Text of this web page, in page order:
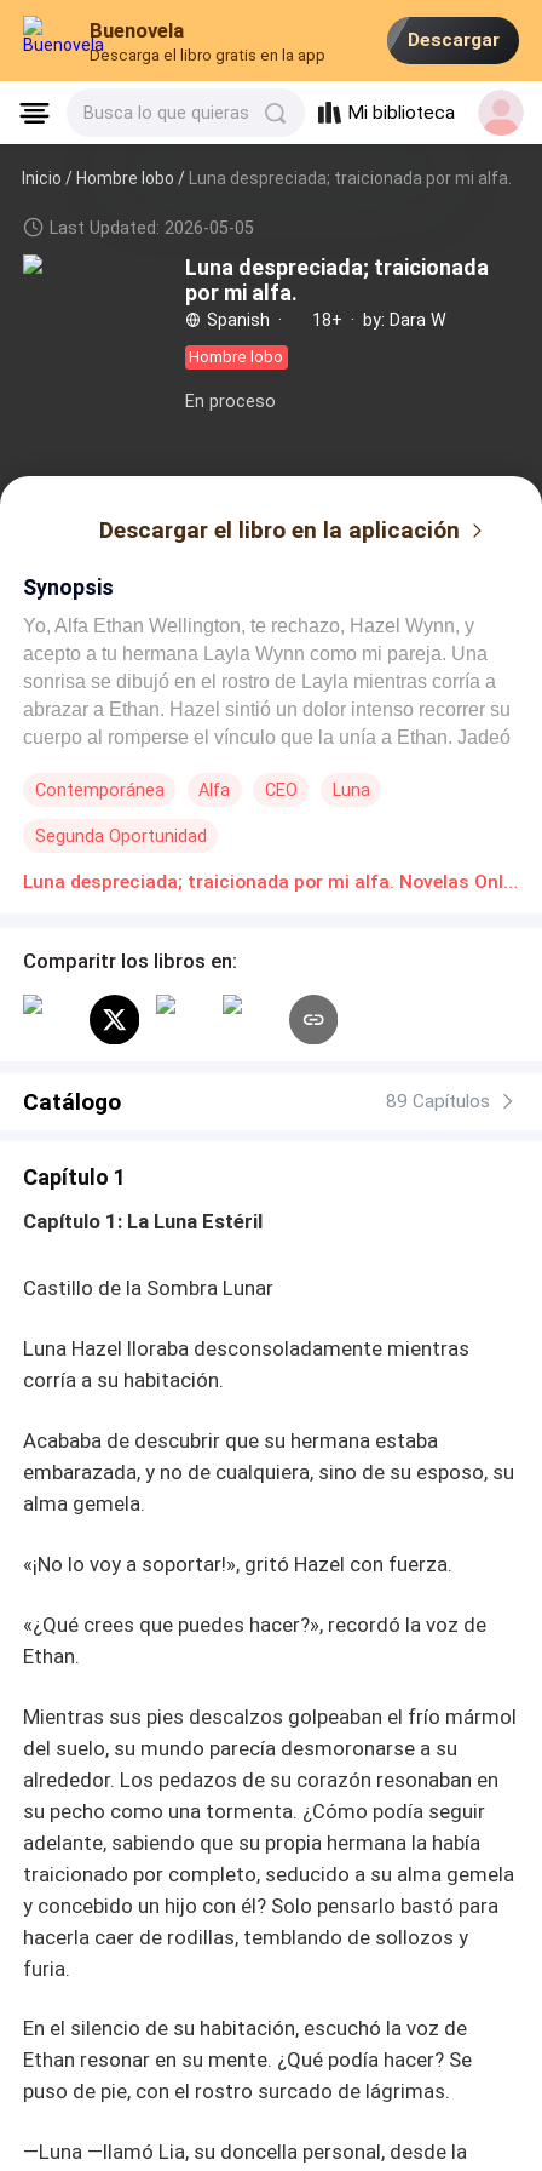
Buenovela
Descarga el libro gratis en la app
Descargar
Busca lo que quieras Mi biblioteca
Inicio /Hombre lobo / Luna despreciada; traicionada por mi alfa.
Last Updated: 2026-05-05
Luna despreciada; traicionada
por mi alfa.
Spanish · 18+ · by: Dara W
Hombre lobo
En proceso
Descargar el libro en la aplicación
Synopsis
Yo, Alfa Ethan Wellington, te rechazo, Hazel Wynn, y
acepto a tu hermana Layla Wynn como mi pareja. Una
sonrisa se dibujó en el rostro de Layla mientras corría a
abrazar a Ethan. Hazel sintió un dolor intenso recorrer su
cuerpo al romperse el vínculo que la unía a Ethan. Jadeó
observó cómo su hermana y su pareja se abrazaban. *****
comodidad, Hazel no se esperaba su traición. Peor aún,
no solo la traicionó a ella, sino que lo hizo con la persona
una historia para poner a todos en su contra, mientras
ante sus propios ojos. Esa misma noche, Hazel fue
desterrada de la manada y enviada a sufrir sin un
Lo único que necesitaba era ayuda para vengarse de
amor? ¡Descúbrelo!
Contemporánea Alfa CEO Luna
Segunda Oportunidad
Luna despreciada; traicionada por mi alfa. Novelas Online Descarga gratuita de PDF
Comparitr los libros en:
Catálogo 89 Capítulos
Capítulo 1
Capítulo 1: La Luna Estéril
Castillo de la Sombra Lunar
Luna Hazel lloraba desconsoladamente mientras
corría a su habitación.
Acababa de descubrir que su hermana estaba
embarazada, y no de cualquiera, sino de su esposo, su
alma gemela.
«¡No lo voy a soportar!», gritó Hazel con fuerza.
«¿Qué crees que puedes hacer?», recordó la voz de
Ethan.
Mientras sus pies descalzos golpeaban el frío mármol
del suelo, su mundo parecía desmoronarse a su
alrededor. Los pedazos de su corazón resonaban en
su pecho como una tormenta. ¿Cómo podía seguir
adelante, sabiendo que su propia hermana la había
traicionado por completo, seducido a su alma gemela
y concebido un hijo con él? Solo pensarlo bastó para
hacerla caer de rodillas, temblando de sollozos y
furia.
En el silencio de su habitación, escuchó la voz de
Ethan resonar en su mente. ¿Qué podía hacer? Se
puso de pie, con el rostro surcado de lágrimas.
—Luna —llamó Lia, su doncella personal, desde la